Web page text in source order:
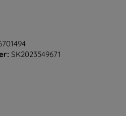
SK2023549671